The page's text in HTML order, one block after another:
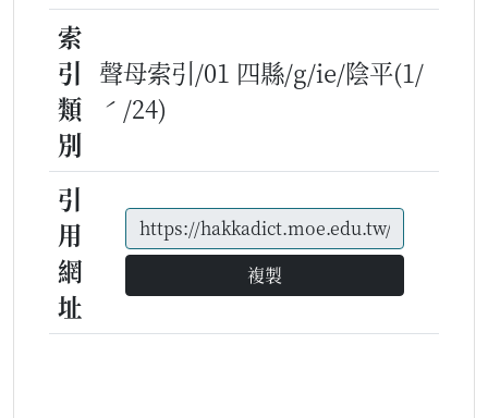
索
引
類
別
聲母索引/01 四縣/g/ie/陰平(1/
ˊ/24)
引
用
網
址
複製